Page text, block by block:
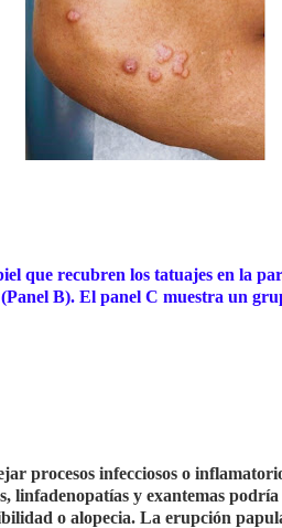
que recubren los tatuajes en la
B). El panel C muestra un
procesos infecciosos o
linfadenopatías y exantemas
o alopecia. La erupción